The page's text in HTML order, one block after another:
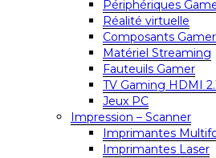
Périphériques
Réalité virtuelle
Composants Gamer
Matériel Streaming
Fauteuils Gamer
TV Gaming HDMI
Jeux PC
Impression – Scanner
Imprimantes
Imprimantes Laser